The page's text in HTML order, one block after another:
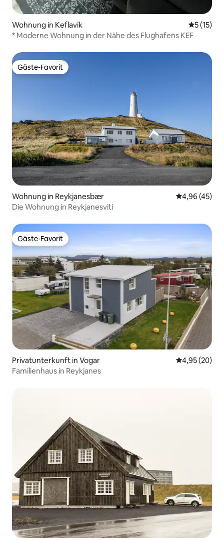
Wohnung in Keflavík
5 (15)
* Moderne Wohnung in der Nähe des Flughafens KEF
Gäste-Favorit
Gäste-Favorit
Wohnung in Reykjanesbær
4,96 (45)
Die Wohnung in Reykjanesviti
Gäste-Favorit
Gäste-Favorit
Privatunterkunft in Vogar
4,95 (20)
Familienhaus in Reykjanes